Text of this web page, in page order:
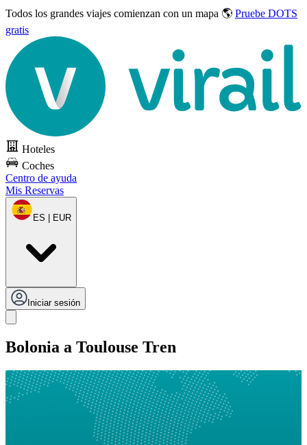
Todos los grandes viajes comienzan con un mapa 🌎 Pruebe DOTS
gratis
Hoteles
Coches
Centro de ayuda
Mis Reservas
ES | EUR
Iniciar sesión
Bolonia a Toulouse Tren